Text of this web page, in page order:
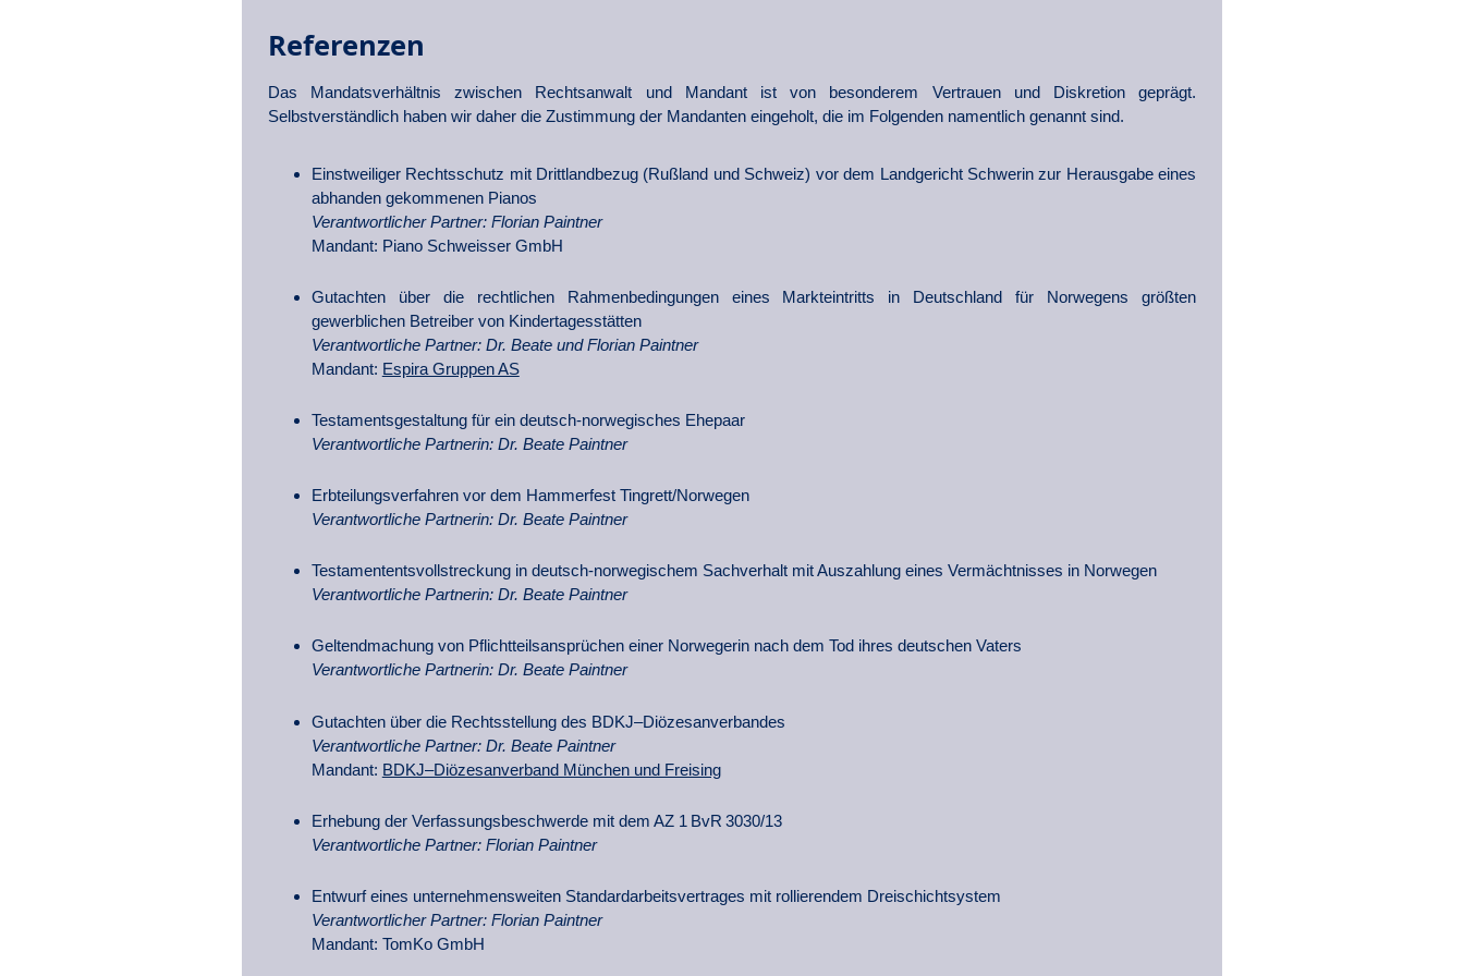
Referenzen
Das Mandatsverhältnis zwischen Rechtsanwalt und Mandant ist von besonderem Vertrauen und Diskretion geprägt.
Selbstverständlich haben wir daher die Zustimmung der Mandanten eingeholt, die im Folgenden namentlich genannt sind.
Einstweiliger Rechtsschutz mit Drittlandbezug (Rußland und Schweiz) vor dem Landgericht Schwerin zur Herausgabe eines
abhanden gekommenen Pianos
Verantwortlicher Partner: Florian Paintner
Mandant: Piano Schweisser GmbH
Gutachten über die rechtlichen Rahmenbedingungen eines Markteintritts in Deutschland für Norwegens größten
gewerblichen Betreiber von Kindertagesstätten
Verantwortliche Partner: Dr. Beate und Florian Paintner
Mandant: Espira Gruppen AS
Testamentsgestaltung für ein deutsch-norwegisches Ehepaar
Verantwortliche Partnerin: Dr. Beate Paintner
Erbteilungsverfahren vor dem Hammerfest Tingrett/Norwegen
Verantwortliche Partnerin: Dr. Beate Paintner
Testamententsvollstreckung in deutsch-norwegischem Sachverhalt mit Auszahlung eines Vermächtnisses in Norwegen
Verantwortliche Partnerin: Dr. Beate Paintner
Geltendmachung von Pflichtteilsansprüchen einer Norwegerin nach dem Tod ihres deutschen Vaters
Verantwortliche Partnerin: Dr. Beate Paintner
Gutachten über die Rechtsstellung des BDKJ–Diözesanverbandes
Verantwortliche Partner: Dr. Beate Paintner
Mandant: BDKJ–Diözesanverband München und Freising
Erhebung der Verfassungsbeschwerde mit dem AZ 1 BvR 3030/13
Verantwortliche Partner: Florian Paintner
Entwurf eines unternehmensweiten Standardarbeitsvertrages mit rollierendem Dreischichtsystem
Verantwortlicher Partner: Florian Paintner
Mandant: TomKo GmbH